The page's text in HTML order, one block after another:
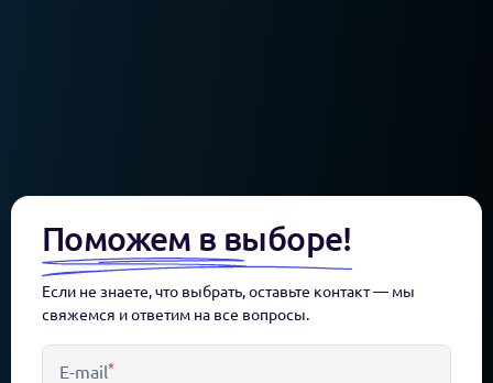
Поможем в выборе!
Если не знаете, что выбрать, оставьте контакт — мы
свяжемся и ответим на все вопросы.
E-mail*